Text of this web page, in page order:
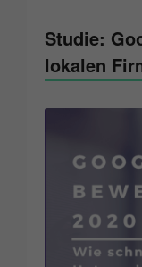
Studie:
lokalen